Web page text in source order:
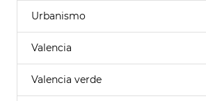
Urbanismo
Valencia
Valencia verde